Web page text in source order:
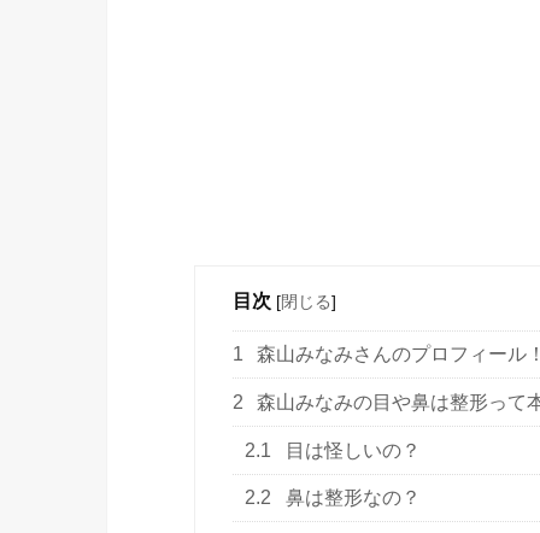
目次 [閉じる]
1 森山みなみさんのプロフィール
2 森山みなみの目や鼻は整形って
2.1 目は怪しいの？
2.2 鼻は整形なの？